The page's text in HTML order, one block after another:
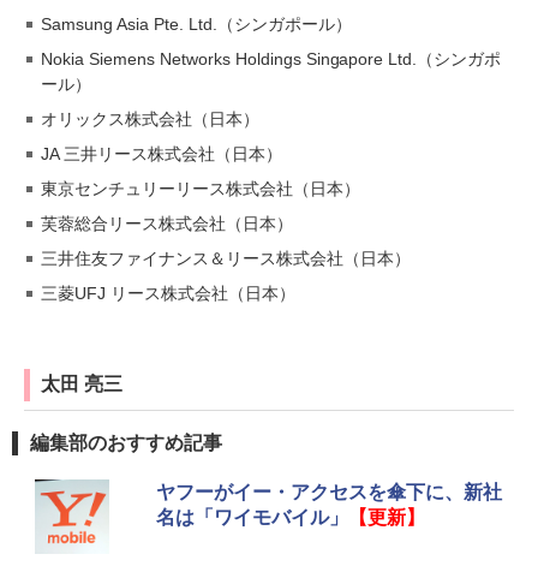
Samsung Asia Pte. Ltd.（シンガポール）
Nokia Siemens Networks Holdings Singapore Ltd.（シンガポ
ール）
オリックス株式会社（日本）
JA 三井リース株式会社（日本）
東京センチュリーリース株式会社（日本）
芙蓉総合リース株式会社（日本）
三井住友ファイナンス＆リース株式会社（日本）
三菱UFJ リース株式会社（日本）
太田 亮三
編集部のおすすめ記事
ヤフーがイー・アクセスを傘下に、新社
名は「ワイモバイル」
【更新】